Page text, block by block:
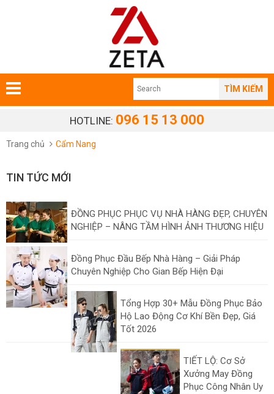
TÌM KIẾM
HOTLINE: 096 15 13 000
Trang chủ Cẩm Nang
TIN TỨC MỚI
ĐỒNG PHỤC PHỤC VỤ NHÀ HÀNG ĐẸP, CHUYÊN
NGHIỆP – NÂNG TẦM HÌNH ẢNH THƯƠNG HIỆU
Đồng Phục Đầu Bếp Nhà Hàng – Giải Pháp
Chuyên Nghiệp Cho Gian Bếp Hiện Đại
Tổng Hợp 30+ Mẫu Đồng Phục Bảo
Hộ Lao Động Cơ Khí Bền Đẹp, Giá
Tốt 2026
TIẾT LỘ: Cơ Sở
Xưởng May Đồng
Phục Công Nhân Uy